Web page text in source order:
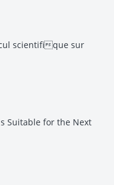
scientifique sur
Suitable for the Next